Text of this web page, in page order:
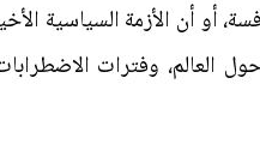
أو أن الأزمة السياسية
العالم، وفترات